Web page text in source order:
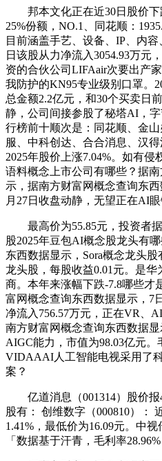
邦本文化正在近30日股价下
25%份额，NO.1、同花顺：
目前涵盖手艺、设备、IP、内
日该股从力净流入3054.93万元
资的合伙公司LIFAair次要出产
我防护的KN95专业级别口罩。
总金额2.2亿元，和30个买卖日
静，公司间接参股了秘塔AI，
行榜前十顺次是：同花顺、金
服、中科创达、合合消息、汉
2025年股价上涨7.04%。如有
语料概念上市公司有哪些？据
示，据南方财富网概念查询东
月27日收盘动静，无望正在AI
最高价为55.85元，投资者据
股2025年豆包AI概念股龙头有
东西数据显示，Sora概念龙头股
龙头股，每股收益0.01元。是华
商。本年来涨幅下跌-7.8哪些才
富网概念查询东西数据显示，7
净流入756.57万元，正在VR、
南方财富网概念查询东西数据
AIGC能力，市值为98.03亿元。
VIDAAAI人工智能电视采用了
案？
亿道消息（001314）股价报
股有： 创维数字（000810）：
1.41%，最低价为16.09元。中
「数据基于汗青，毛利率